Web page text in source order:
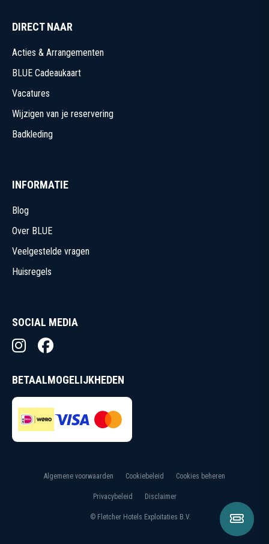
RESERVEREN
RESERVEREN
DIRECT NAAR
Acties & Arrangementen
BLUE Cadeaukaart
Vacatures
Wijzigen van je reservering
Badkleding
INFORMATIE
Blog
Over BLUE
Veelgestelde vragen
Huisregels
SOCIAL MEDIA
BETAALMOGELIJKHEDEN
© Fletcher Hotels Exploitaties B.V.
Algemene voorwaarden Cookiebeleid Cookies beheren
Privacybeleid Disclaimer